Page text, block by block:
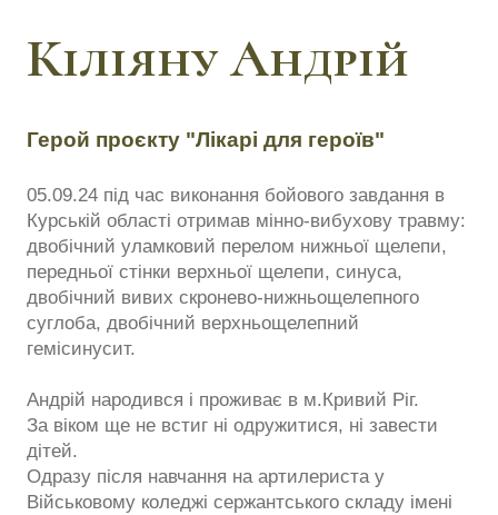
Кіліяну Андрій
Герой проєкту "Лікарі для героїв"
05.09.24 під час виконання бойового завдання в
Курській області отримав мінно-вибухову травму:
двобічний уламковий перелом нижньої щелепи,
передньої стінки верхньої щелепи, синуса,
двобічний вивих скронево-нижньощелепного
суглоба, двобічний верхньощелепний
гемісинусит.
Андрій народився і проживає в м.Кривий Ріг.
За віком ще не встиг ні одружитися, ні завести
дітей.
Одразу після навчання на артилериста у
Військовому коледжі сержантського складу імені